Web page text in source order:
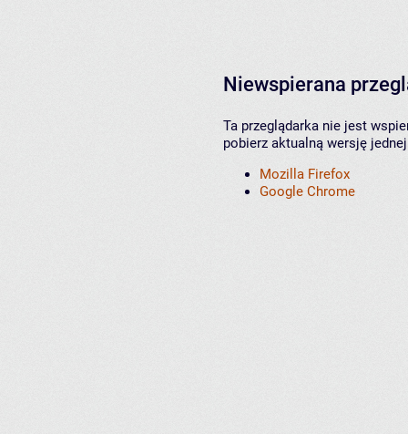
Niewspierana
Ta przeglądarka nie jest
pobierz aktualną wersję
Mozilla Firefox
Google Chrome